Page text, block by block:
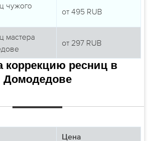
чужого
от 495 RUB
мастера
от 297 RUB
коррекцию ресниц в
Домодедове
Цена